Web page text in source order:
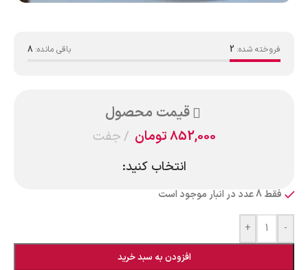
فروخته شده: 2 باقی مانده: 8
قیمت محصول
852,000تومان جفت
انتخاب کنید:
فقط 8 عدد در انبار موجود است
-
+
افزودن به سبد خرید